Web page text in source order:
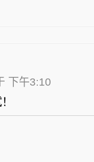
下午3:10